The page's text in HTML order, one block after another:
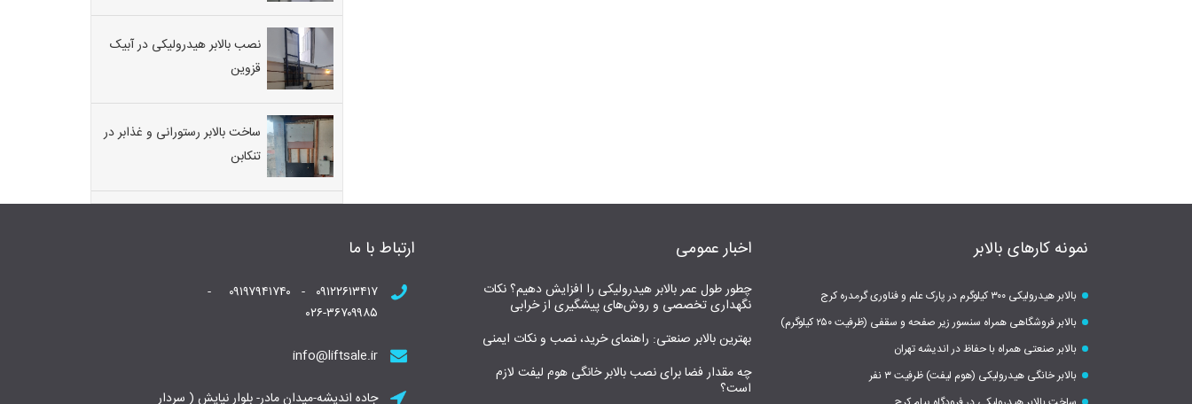
نصب بالابر هیدرولیکی در آبیک
قزوین
ساخت بالابر رستورانی و غذابر در
تنکابن
نمونه کارهای بالابر
بالابر هیدرولیکی ۳۰۰ کیلوگرم در پارک علم و فناوری گرمدره کرج
بالابر فروشگاهی همراه سنسور زیر صفحه و سقفی (ظرفیت ۲۵۰ کیلوگرم)
بالابر صنعتی همراه با حفاظ در اندیشه تهران
بالابر خانگی هیدرولیکی (هوم لیفت) ظرفیت ۳ نفر
اخبار عمومی
چطور طول عمر بالابر هیدرولیکی را افزایش دهیم؟ نکات
نگهداری تخصصی و روش‌های پیشگیری از خرابی
بهترین بالابر صنعتی: راهنمای خرید، نصب و نکات ایمنی
چه مقدار فضا برای نصب بالابر خانگی هوم لیفت لازم
است؟
ارتباط با ما
۰۹۱۲۲۶۱۳۴۱۷ - ۰۹۱۹۷۹۴۱۷۴۰ -
۰۲۶-۳۶۷۰۹۹۸۵
info@liftsale.ir
جاده اندیشه-میدان مادر- بلوار نیایش ( سردار